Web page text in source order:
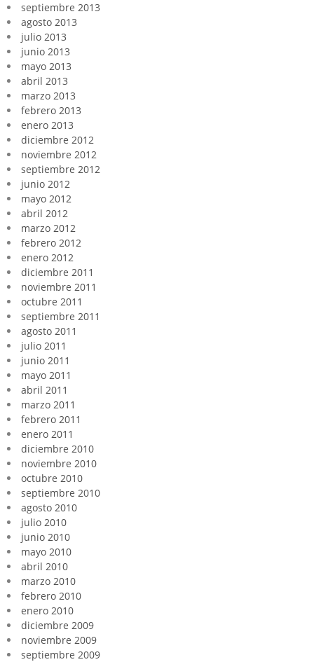
septiembre 2013
agosto 2013
julio 2013
junio 2013
mayo 2013
abril 2013
marzo 2013
febrero 2013
enero 2013
diciembre 2012
noviembre 2012
septiembre 2012
junio 2012
mayo 2012
abril 2012
marzo 2012
febrero 2012
enero 2012
diciembre 2011
noviembre 2011
octubre 2011
septiembre 2011
agosto 2011
julio 2011
junio 2011
mayo 2011
abril 2011
marzo 2011
febrero 2011
enero 2011
diciembre 2010
noviembre 2010
octubre 2010
septiembre 2010
agosto 2010
julio 2010
junio 2010
mayo 2010
abril 2010
marzo 2010
febrero 2010
enero 2010
diciembre 2009
noviembre 2009
septiembre 2009